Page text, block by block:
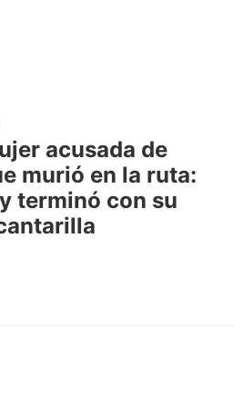
acusada de
murió en la ruta:
terminó con su